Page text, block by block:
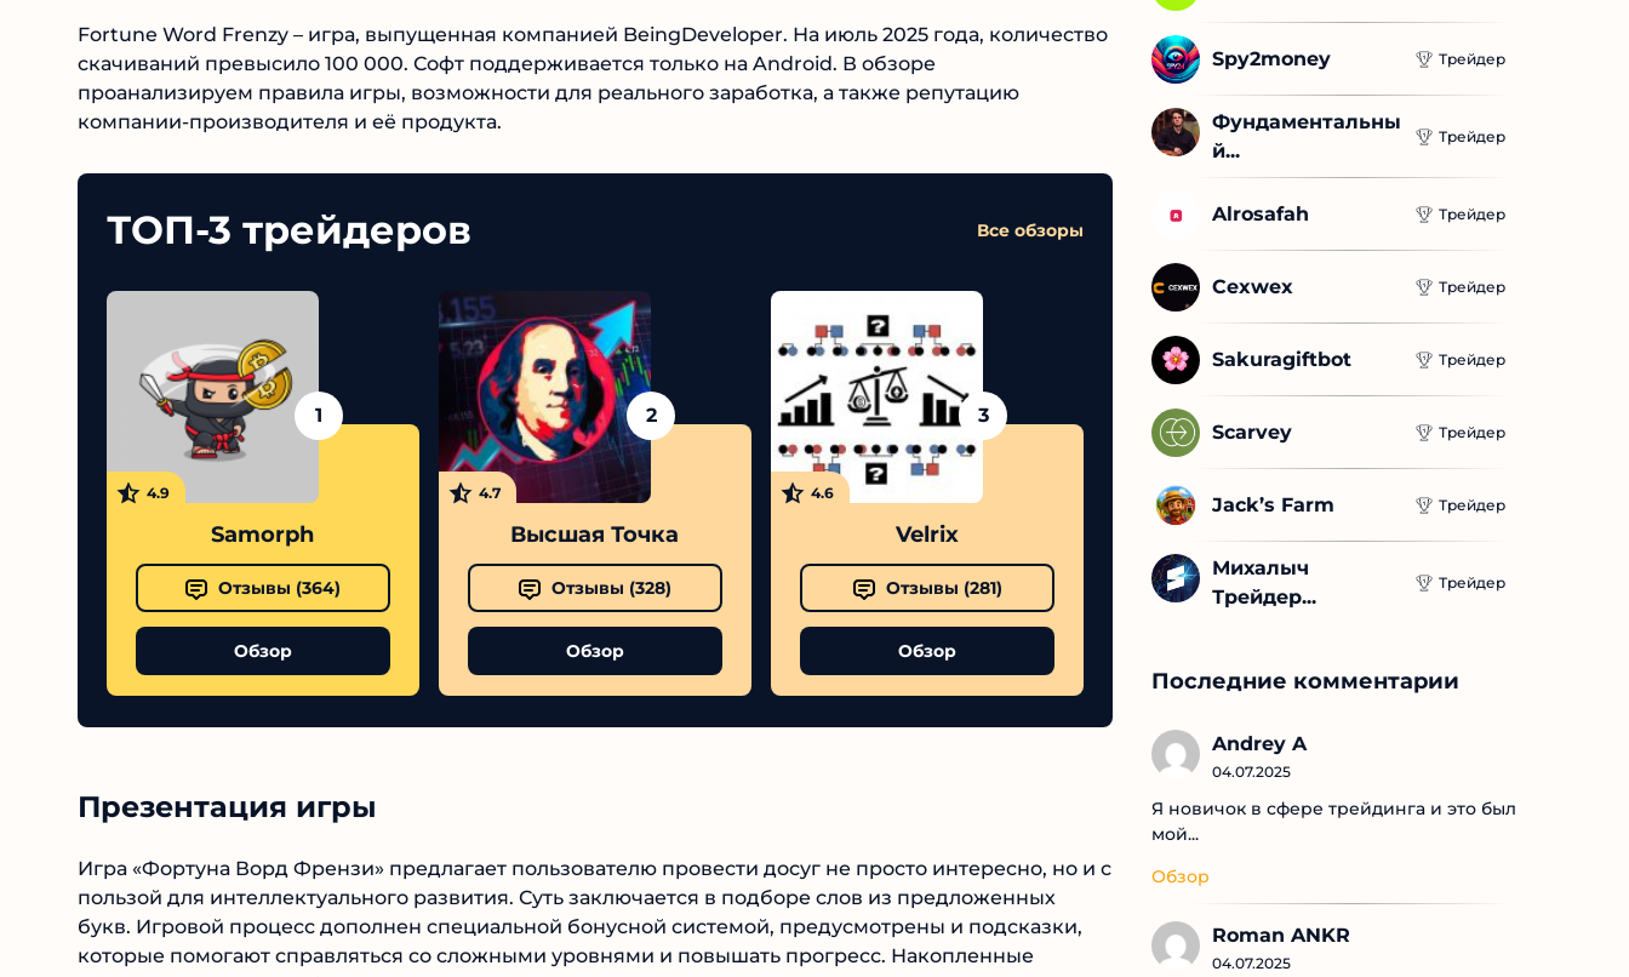
Fortune Word Frenzy – игра, выпущенная компанией BeingDeveloper. На июль 2025 года,
количество скачиваний превысило 100 000. Софт поддерживается только на Android. В обзоре
проанализируем правила игры, возможности для реального заработка, а также репутацию
компании-производителя и её продукта.
ТОП-3 трейдеров Все обзоры
1
4.9
Samorph
Отзывы ( 364)
Обзор
2
4.7
Высшая Точка
Отзывы ( 328)
Обзор
4.6
Velrix
Отзывы (281)
Обзор
Презентация игры
Игра «Фортуна Ворд Френзи» предлагает пользователю провести досуг не просто интересно, но и
с пользой для интеллектуального развития. Суть заключается в подборе слов из предложенных
букв. Игровой процесс дополнен специальной бонусной системой, предусмотрены и подсказки,
которые помогают справляться со сложными уровнями и повышать прогресс. Накопленные
Spy2money Трейдер
Фундаментальны
й...
Трейдер
Alrosafah Трейдер
Cexwex Трейдер
Sakuragiftbot Трейдер
Scarvey Трейдер
Jack’s Farm Трейдер
Михалыч
Трейдер...
Трейдер
Последние комментарии
Andrey A
04.07.2025
Я новичок в сфере трейдинга и это был
мой...
Обзор
Roman ANKR
04.07.2025
Samorph
4.9